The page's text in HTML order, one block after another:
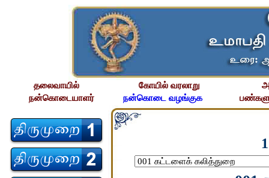
தலைவாயில் கோயில் வரலாறு
நன்கொடையாளர்
நன்கொடை வழங்குக